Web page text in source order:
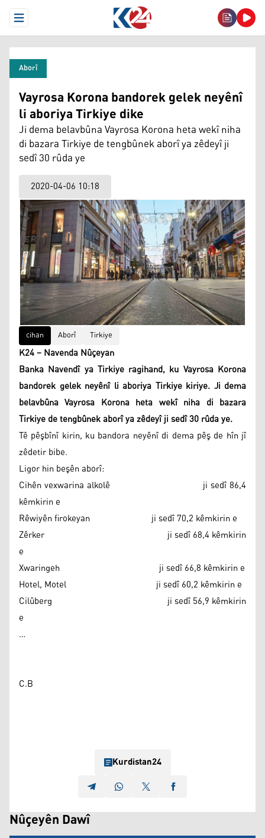
Open Menu
Aborî
Vayrosa Korona bandorek gelek neyênî
li aboriya Tirkiye dike
Ji dema belavbûna Vayrosa Korona heta wekî niha
di bazara Tirkiye de tengbûnek aborî ya zêdeyî ji
sedî 30 rûda ye
2020-04-06 10:18
cihan Aborî Tirkiye
K24 – Navenda Nûçeyan
Banka Navendî ya Tirkiye ragihand, ku Vayrosa Korona
bandorek gelek neyênî li aboriya Tirkiye kiriye. Ji dema
belavbûna Vayrosa Korona heta wekî niha di bazara
Tirkiye de tengbûnek aborî ya zêdeyî ji sedî 30 rûda ye.
Tê pêşbînî kirin, ku bandora neyênî di dema pêş de hîn jî
zêdetir bibe.
Ligor hin beşên aborî:
Cihên vexwarina alkolê ji sedî 86,4
kêmkirin e
Rêwiyên firokeyan ji sedî 70,2 kêmkirin e
Zêrker ji sedî 68,4 kêmkirin
e
Xwaringeh ji sedî 66,8 kêmkirin e
Hotel, Motel ji sedî 60,2 kêmkirin e
Cilûberg ji sedî 56,9 kêmkirin
e
…
C.B
Kurdistan24
Nûçeyên Dawî